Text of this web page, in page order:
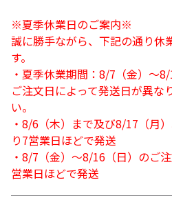
※夏季休業日のご案内※
誠に勝手ながら、下記の通り休
す。
・夏季休業期間：8/7（金）～8/
ご注文日によって発送日が異な
い。
・8/6（木）まで及び8/17（月
り7営業日ほどで発送
・8/7（金）～8/16（日）のご
営業日ほどで発送